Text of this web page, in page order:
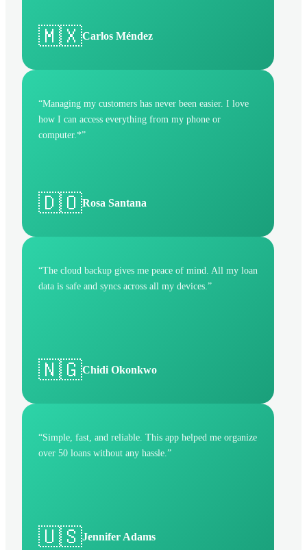
🇲🇽Carlos Méndez
“Managing my customers has never been easier. I love
how I can access everything from my phone or
computer.*”
🇩🇴Rosa Santana
“The cloud backup gives me peace of mind. All my loan
data is safe and syncs across all my devices.”
🇳🇬Chidi Okonkwo
“Simple, fast, and reliable. This app helped me organize
over 50 loans without any hassle.”
🇺🇸Jennifer Adams